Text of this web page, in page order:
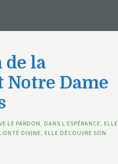
la
Notre Dame
LE PARDON, DANS L’ESPÉRANCE, ELLE
DIVINE, ELLE DÉCOUVRE SON